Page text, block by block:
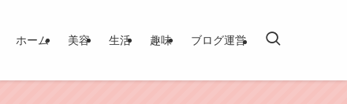
ホーム 美容 生活 趣味 ブログ運営